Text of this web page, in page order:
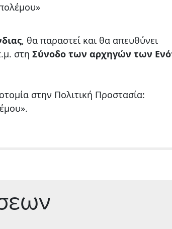
, θα παραστεί και θα απευθύνει
στη Σύνοδο των αρχηγών των
στην Πολιτική Προστασία: